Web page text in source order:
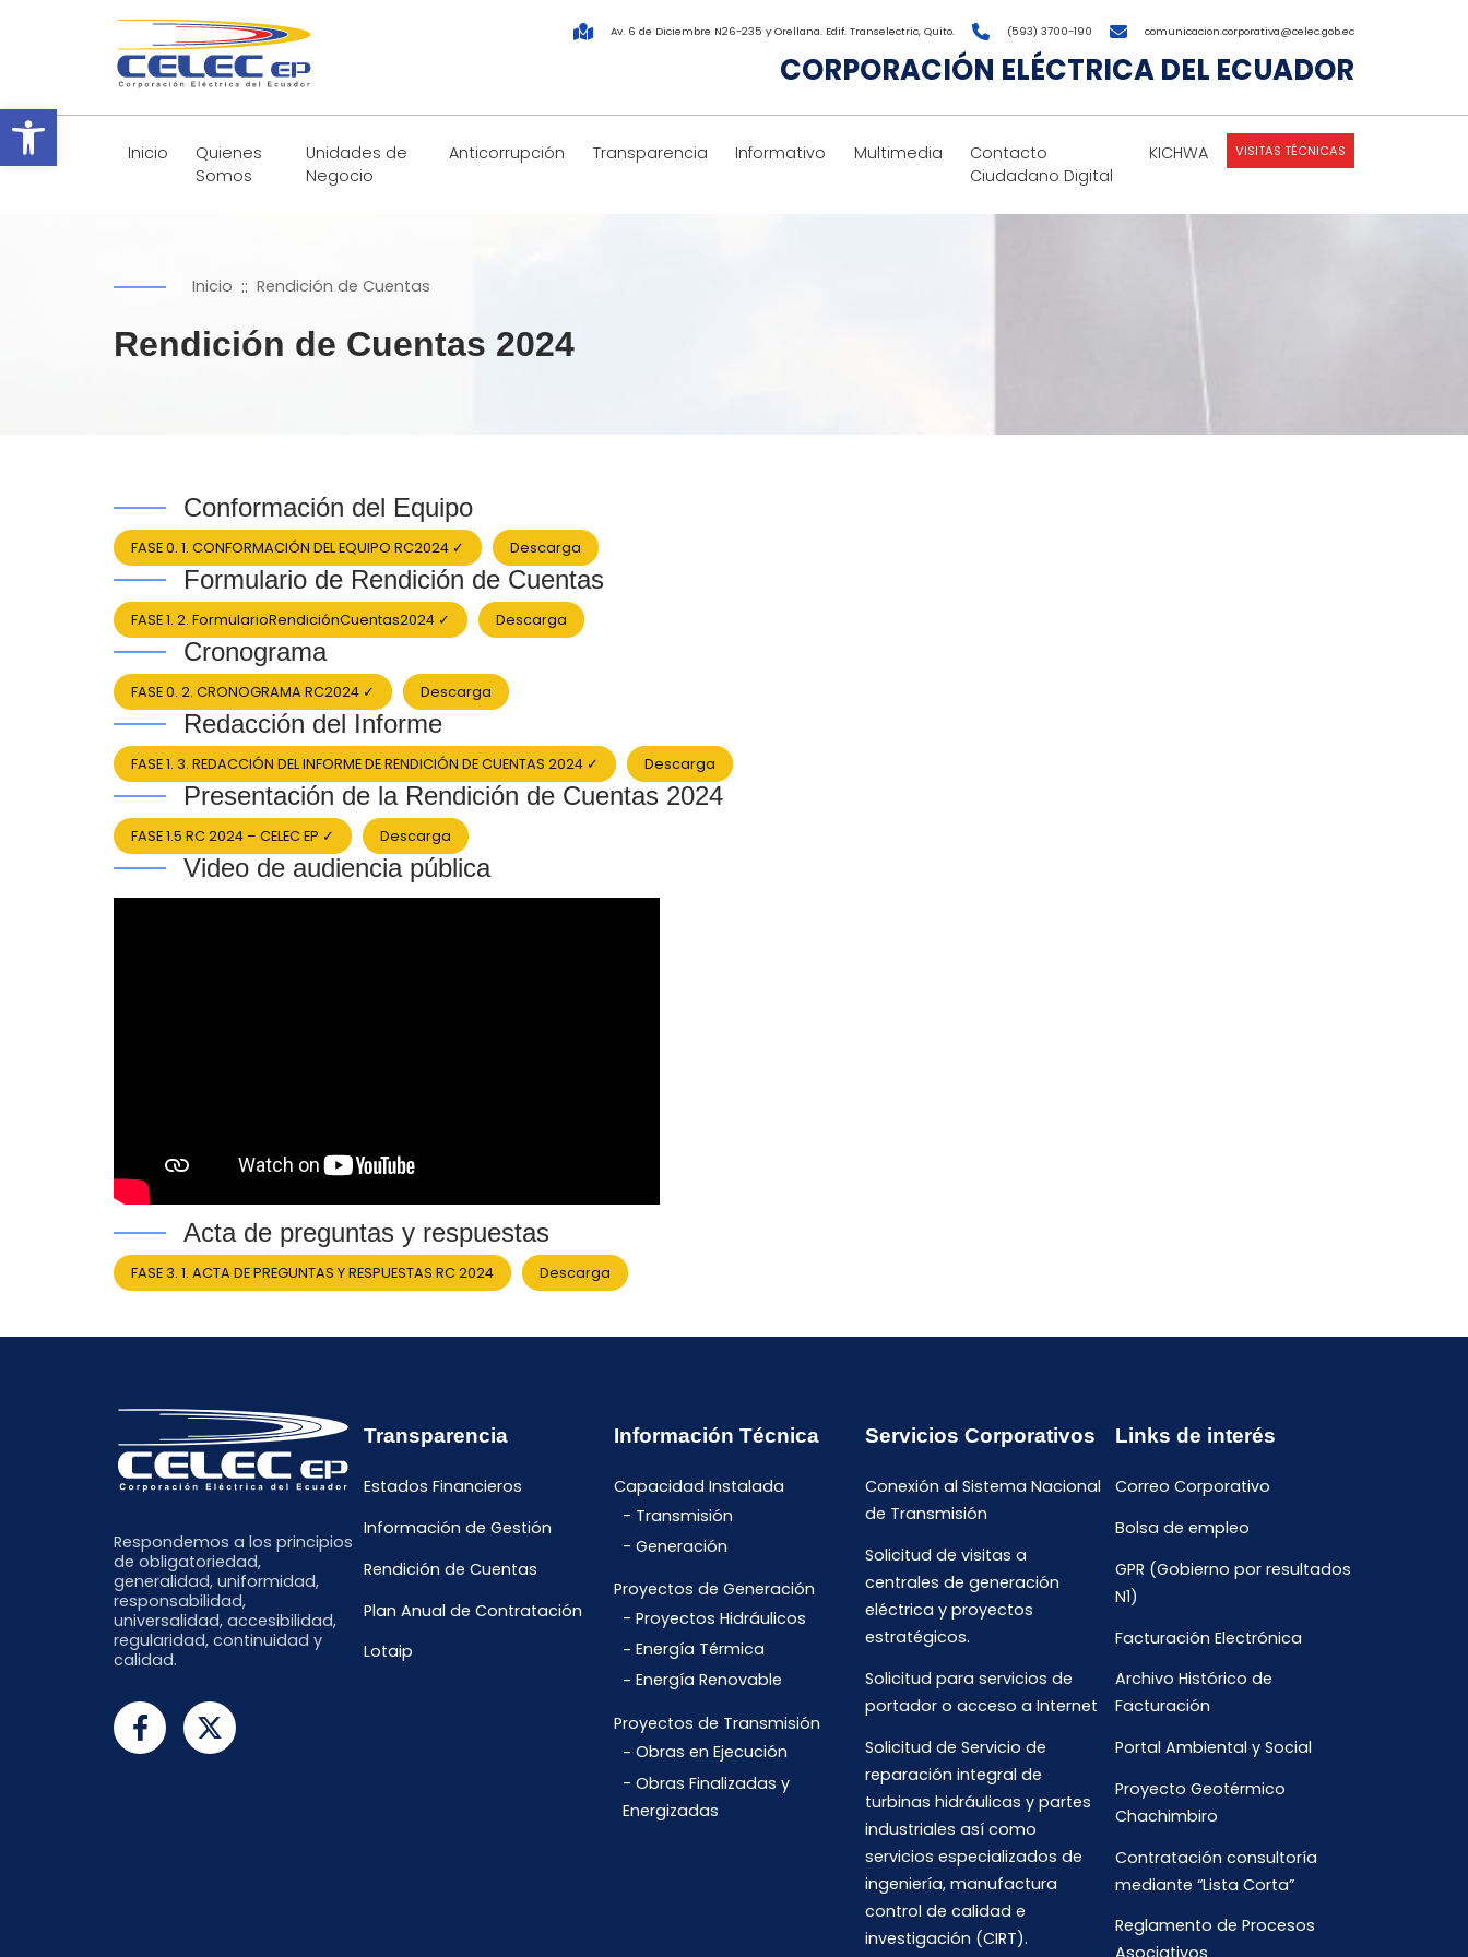
Abrir barra de herramientas
Av. 6 de Diciembre N26-235 y Orellana. Edif. Transelectric, Quito. (593) 3700-190 comunicacion.corporativa@celec.gob.ec
CORPORACIÓN ELÉCTRICA DEL ECUADOR
Inicio
Quienes
Somos
Unidades de
Negocio
Anticorrupción Transparencia Informativo Multimedia
Contacto
Ciudadano Digital
KICHWA VISITAS TÉCNICAS
Inicio :: Rendición de Cuentas
Rendición de Cuentas 2024
Conformación del Equipo
FASE 0. 1. CONFORMACIÓN DEL EQUIPO RC2024 ✓ Descarga
Formulario de Rendición de Cuentas
FASE 1. 2. FormularioRendiciónCuentas2024 ✓ Descarga
Cronograma
FASE 0. 2. CRONOGRAMA RC2024 ✓ Descarga
Redacción del Informe
FASE 1. 3. REDACCIÓN DEL INFORME DE RENDICIÓN DE CUENTAS 2024 ✓ Descarga
Presentación de la Rendición de Cuentas 2024
FASE 1.5 RC 2024 – CELEC EP ✓ Descarga
Video de audiencia pública
Acta de preguntas y respuestas
FASE 3. 1. ACTA DE PREGUNTAS Y RESPUESTAS RC 2024 Descarga
Respondemos a los principios
de obligatoriedad,
generalidad, uniformidad,
responsabilidad,
universalidad, accesibilidad,
regularidad, continuidad y
calidad.
Transparencia
Estados Financieros
Información de Gestión
Rendición de Cuentas
Plan Anual de Contratación
Lotaip
Información Técnica
Capacidad Instalada
Transmisión
Generación
Proyectos de Generación
Proyectos Hidráulicos
Energía Térmica
Energía Renovable
Proyectos de Transmisión
Obras en Ejecución
Obras Finalizadas y
Energizadas
Servicios Corporativos
Conexión al Sistema Nacional
de Transmisión
Solicitud de visitas a
centrales de generación
eléctrica y proyectos
estratégicos.
Solicitud para servicios de
portador o acceso a Internet
Solicitud de Servicio de
reparación integral de
turbinas hidráulicas y partes
industriales así como
servicios especializados de
ingeniería, manufactura
control de calidad e
investigación (CIRT).
Links de interés
Correo Corporativo
Bolsa de empleo
GPR (Gobierno por resultados
N1)
Facturación Electrónica
Archivo Histórico de
Facturación
Portal Ambiental y Social
Proyecto Geotérmico
Chachimbiro
Contratación consultoría
mediante “Lista Corta”
Reglamento de Procesos